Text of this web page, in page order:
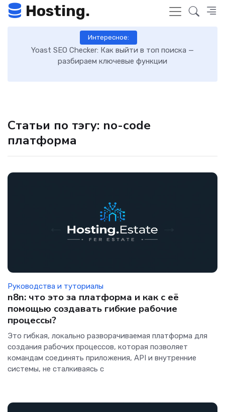
Hosting.
Интересное:
Yoast SEO Checker: Как выйти в топ поиска —
разбираем ключевые функции
Статьи по тэгу: no-code
платформа
Руководства и туториалы
n8n: что это за платформа и как с её
помощью создавать гибкие рабочие
процессы?
Это гибкая, локально разворачиваемая платформа для
создания рабочих процессов, которая позволяет
командам соединять приложения, API и внутренние
системы, не сталкиваясь с